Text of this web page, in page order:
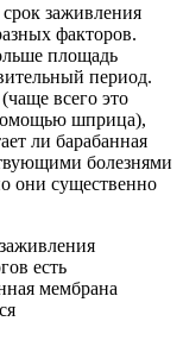
заживления
факторов.
площадь
период.
всего это
шприца),
ли барабанная
болезнями
они существенно
есть
мембрана